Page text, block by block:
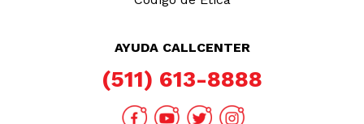
AYUDA CALLCENTER
(511) 613-8888